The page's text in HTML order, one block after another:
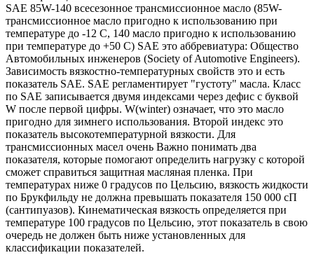
SAE 85W-140 всесезонное трансмиссионное масло (85W-
трансмиссионное масло пригодно к использованию при
температуре до -12 С, 140 масло пригодно к использованию
при температуре до +50 С) SAE это аббревиатура: Общество
Автомобильных инженеров (Society of Automotive Engineers).
Зависимость вязкостно-температурных свойств это и есть
показатель SAE. SAE регламентирует "густоту" масла. Класс
по SAE записывается двумя индексами через дефис с буквой
W после первой цифры. W(winter) означает, что это масло
пригодно для зимнего использования. Второй индекс это
показатель высокотемпературной вязкости. Для
трансмиссионных масел очень Важно понимать два
показателя, которые помогают определить нагрузку с которой
сможет справиться защитная масляная пленка. При
температурах ниже 0 градусов по Цельсию, вязкость жидкости
по Брукфильду не должна превышать показателя 150 000 сП
(сантипуазов). Кинематическая вязкость определяется при
температуре 100 градусов по Цельсию, этот показатель в свою
очередь не должен быть ниже установленных для
классификации показателей.